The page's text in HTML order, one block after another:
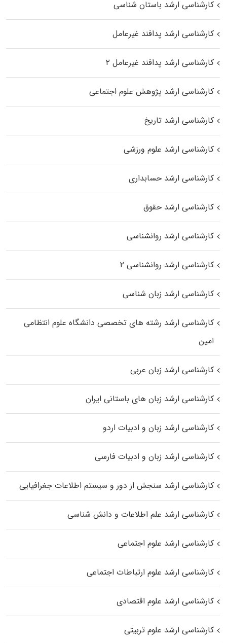
کارشناسی ارشد باستان شناسی
کارشناسی ارشد پدافند غیرعامل
کارشناسی ارشد پدافند غیرعامل ۲
کارشناسی ارشد پژوهش علوم اجتماعی
کارشناسی ارشد تاریخ
کارشناسی ارشد علوم ورزشی
کارشناسی ارشد حسابداری
کارشناسی ارشد حقوق
کارشناسی ارشد روانشناسی
کارشناسی ارشد روانشناسی ۲
کارشناسی ارشد زبان شناسی
کارشناسی ارشد رﺷﺘﻪ ﻫﺎی تخصصی داﻧﺸﮕﺎه ﻋﻠﻮم انتظامی
اﻣﻴﻦ
کارشناسی ارشد زبان عربی
کارشناسی ارشد زبان‌ های باستانی ایران
کارشناسی ارشد زبان و ادبیات اردو
کارشناسی ارشد زبان و ادبیات فارسی
کارشناسی ارشد سنجش از دور و سیستم اطلاعات جغرافیایی
کارشناسی ارشد علم اطلاعات و دانش شناسی
کارشناسی ارشد علوم اجتماعی
کارشناسی ارشد علوم ارتباطات اجتماعی
کارشناسی ارشد علوم اقتصادی
کارشناسی ارشد علوم تربیتی